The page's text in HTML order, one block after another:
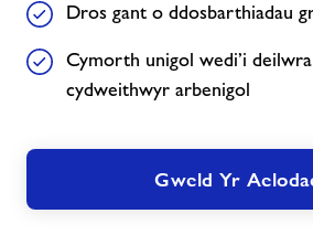
Dros gant o ddosbarthiadau
Cymorth unigol wedi’i
cydweithwyr arbenigol
Gweld Yr